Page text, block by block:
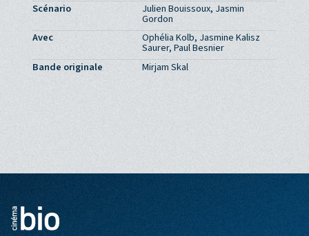
Scénario
Julien Bouissoux, Jasmin
Gordon
Avec
Ophélia Kolb, Jasmine Kalisz
Saurer, Paul Besnier
Bande originale
Mirjam Skal